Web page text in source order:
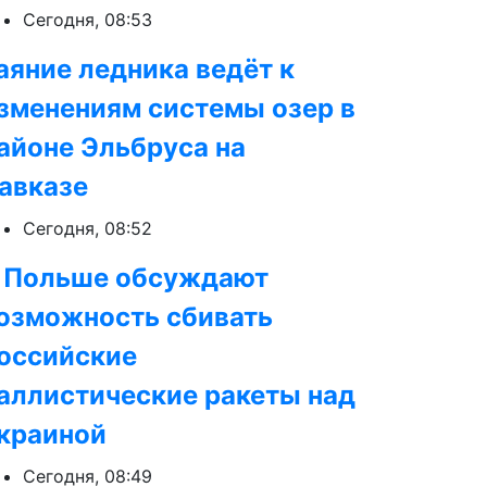
Сегодня, 08:53
ледника ведёт к
системы озер в
Эльбруса на
Сегодня, 08:52
обсуждают
сбивать
ракеты над
Сегодня, 08:49